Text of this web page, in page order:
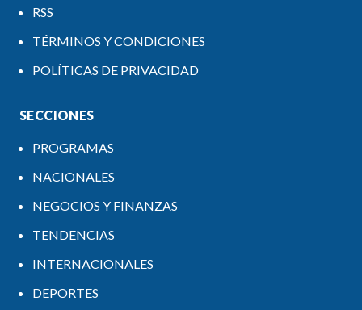
RSS
TÉRMINOS Y CONDICIONES
POLÍTICAS DE PRIVACIDAD
SECCIONES
PROGRAMAS
NACIONALES
NEGOCIOS Y FINANZAS
TENDENCIAS
INTERNACIONALES
DEPORTES